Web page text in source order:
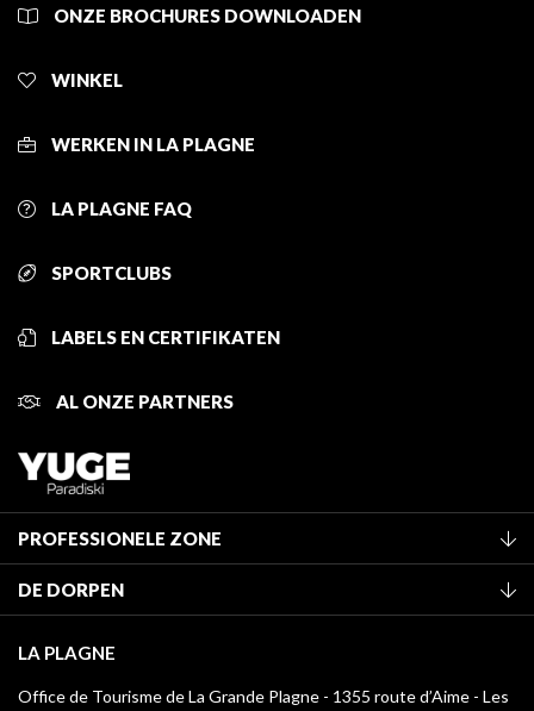
ONZE BROCHURES DOWNLOADEN
WINKEL
WERKEN IN LA PLAGNE
LA PLAGNE FAQ
SPORTCLUBS
LABELS EN CERTIFIKATEN
AL ONZE PARTNERS
PROFESSIONELE ZONE
Classificatie van de gemeubileerde accommodaties
Verblijfstaks
Mediatheek
DE DORPEN
Montchavin - Les Coches
Champagny-en-Vanoise
LA PLAGNE
Office de Tourisme de La Grande Plagne - 1355 route d’Aime - Les